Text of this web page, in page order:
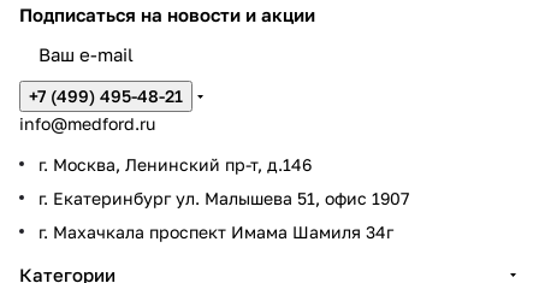
Подписаться на новости и акции
+7 (499) 495-48-21
info@medford.ru
г. Москва, Ленинский пр-т, д.146
г. Екатеринбург ул. Малышева 51, офис 1907
г. Махачкала проспект Имама Шамиля 34г
Категории